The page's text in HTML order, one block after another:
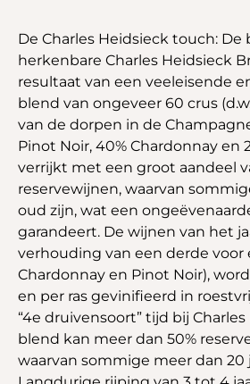
De Charles Heidsieck touch: De
herkenbare Charles Heidsieck
resultaat van een veeleisende
blend van ongeveer 60 crus
van de dorpen in de
Pinot Noir, 40% Chardonnay en
verrijkt met een groot aandeel
reservewijnen, waarvan
oud zijn, wat een
garandeert. De wijnen van het
verhouding van een derde voor
Chardonnay en Pinot Noir),
en per ras gevinifieerd in
“4e druivensoort” tijd bij
blend kan meer dan 50%
waarvan sommige meer dan 20